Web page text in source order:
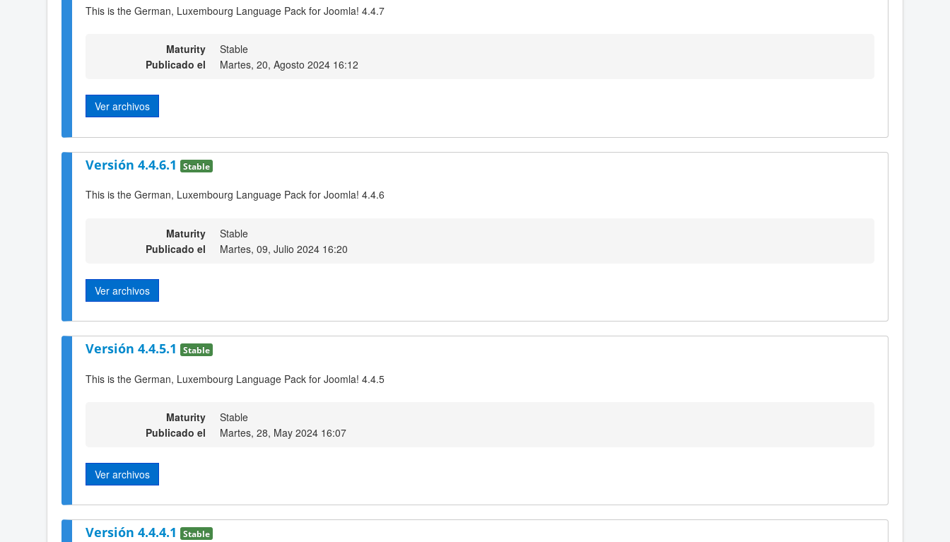
This is the German, Luxembourg Language Pack for Joomla! 4.4.7
Maturity
Stable
Publicado el
Martes, 20, Agosto 2024 16:12
Ver archivos
Versión 4.4.6.1 Stable
This is the German, Luxembourg Language Pack for Joomla! 4.4.6
Maturity
Stable
Publicado el
Martes, 09, Julio 2024 16:20
Ver archivos
Versión 4.4.5.1 Stable
This is the German, Luxembourg Language Pack for Joomla! 4.4.5
Maturity
Stable
Publicado el
Martes, 28, May 2024 16:07
Ver archivos
Versión 4.4.4.1 Stable